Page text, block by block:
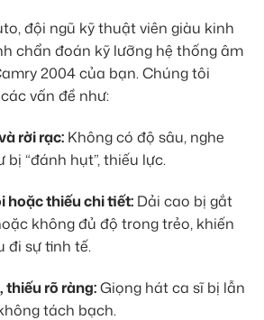
đội ngũ kỹ thuật viên giàu kinh
chẩn đoán kỹ lưỡng hệ thống âm
2004 của bạn. Chúng tôi
vấn đề như:
rời rạc: Không có độ sâu, nghe
bị “đánh hụt”, thiếu lực.
hoặc thiếu chi tiết: Dải cao bị gắt
không đủ độ trong trẻo, khiến
đi sự tinh tế.
thiếu rõ ràng:Giọng hát ca sĩ bị lẫn
tách bạch.